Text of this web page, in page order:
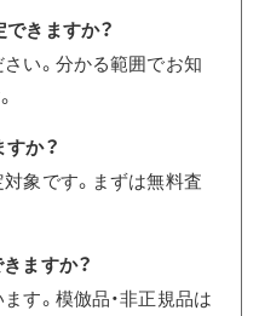
きますか？
い。分かる範囲でお知
か？
象です。まずは無料査
ますか？
す。模倣品・非正規品は